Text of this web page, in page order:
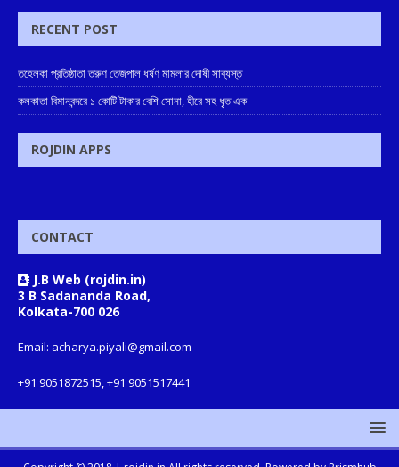
RECENT POST
তহেলকা প্রতিষ্ঠাতা তরুণ তেজপাল ধর্ষণ মামলার দোষী সাব্যস্ত
কলকাতা বিমানবন্দরে ১ কোটি টাকার বেশি সোনা, হীরে সহ ধৃত এক
ROJDIN APPS
CONTACT
J.B Web (rojdin.in)
3 B Sadananda Road,
Kolkata-700 026
Email: acharya.piyali@gmail.com
+91 9051872515, +91 9051517441